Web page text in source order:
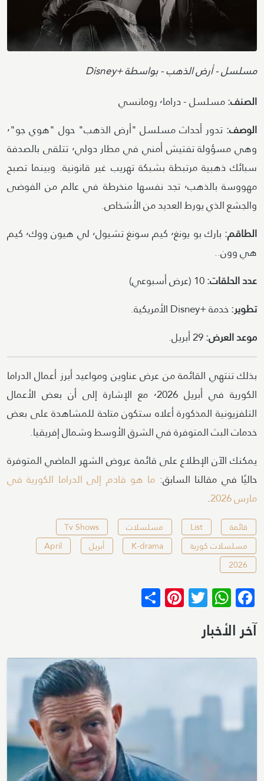
Attribution
مسلسل - أرض الذهب - بواسطة +Disney
الصنف:مسلسل - دراما٬ رومانسي
الوصف:
تدور أحداث مسلسل "أرض الذهب" حول "هوي جو"٬
وهي مسؤولة تفتيش أمني في مطار دولي٬ تتلقى بالصدفة
سبائك ذهبية مرتبطة بشبكة تهريب غير قانونية. وبينما تصبح
مهووسة بالذهب٬ تجد نفسها منخرطة في عالم من الفوضى
والجشع الذي يورط العديد من الأشخاص.
الطاقم:
بارك بو يونغ٬ كيم سونغ تشيول٬ لي هيون ووك٬ كيم
هي وون..
عدد الحلقات:10 (عرض أسبوعي)
تطوير:خدمة +Disney الأمريكية.
موعد العرض:29 أبريل.
بذلك تنتهي القائمة من عرض عناوين ومواعيد أبرز أعمال الدراما
الكورية في أبريل ٬2026 مع الإشارة إلى أن بعض الأعمال
التلفزيونية المذكورة أعلاه ستكون متاحة للمشاهدة على بعض
خدمات البث المتوفرة في الشرق الأوسط وشمال إفريقيا.
يمكنك الآن الإطلاع على قائمة عروض الشهر الماضي المتوفرة
حاليًا في مقالنا السابق: ما هو قادم إلى الدراما الكورية في
مارس 2026
.
قائمة List مسلسلات
Tv Shows
مسلسلات كورية
K-drama أبريل
April
2026
Facebook
WhatsApp
Twitter
Pinterest
Share
آخر الأخبار